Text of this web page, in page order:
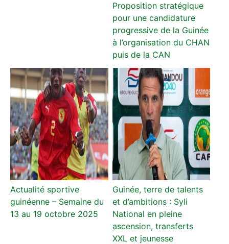
Proposition stratégique
pour une candidature
progressive de la Guinée
à l’organisation du CHAN
puis de la CAN
Actualité sportive
guinéenne – Semaine du
13 au 19 octobre 2025
Guinée, terre de talents
et d’ambitions : Syli
National en pleine
ascension, transferts
XXL et jeunesse